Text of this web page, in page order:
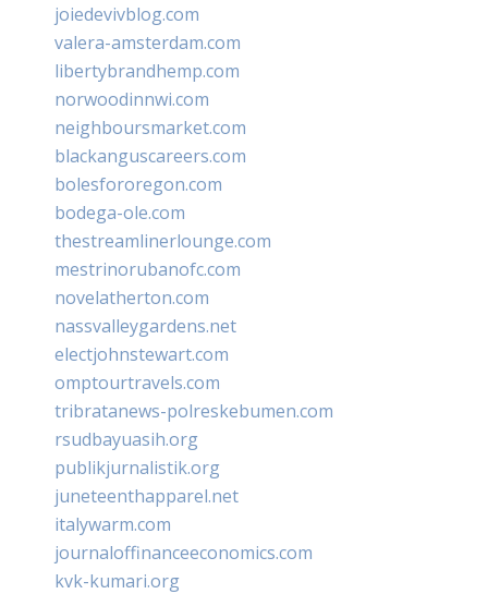
joiedevivblog.com
valera-amsterdam.com
libertybrandhemp.com
norwoodinnwi.com
neighboursmarket.com
blackanguscareers.com
bolesfororegon.com
bodega-ole.com
thestreamlinerlounge.com
mestrinorubanofc.com
novelatherton.com
nassvalleygardens.net
electjohnstewart.com
omptourtravels.com
tribratanews-polreskebumen.com
rsudbayuasih.org
publikjurnalistik.org
juneteenthapparel.net
italywarm.com
journaloffinanceeconomics.com
kvk-kumari.org